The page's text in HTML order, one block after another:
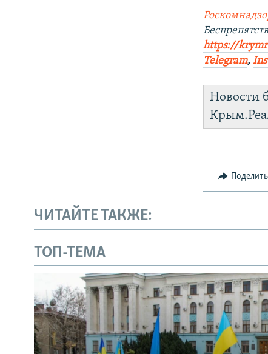
https://
Telegram,
Новости
ЧИТАЙТЕ ТАКЖЕ:
ТОП-ТЕМА